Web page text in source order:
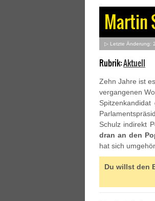
Martin
▷ Letzte Änderung:
Rubrik:Aktuell
Zehn Jahre ist
vergangenen
Schulz indirekt
dran an den
hat sich
Du willst den